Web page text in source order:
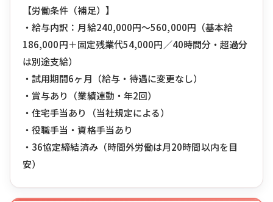
【労働条件（補足）】
・給与内訳：月給240,000円〜560,000円（基本給
186,000円＋固定残業代54,000円／40時間分・超過分
は別途支給）
・試用期間6ヶ月（給与・待遇に変更なし）
・賞与あり（業績連動・年2回）
・住宅手当あり（当社規定による）
・役職手当・資格手当あり
・36協定締結済み（時間外労働は月20時間以内を目
安）